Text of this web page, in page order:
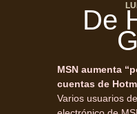
De
MSN aumenta
cuentas de
Varios usuarios